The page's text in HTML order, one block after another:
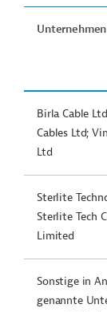
Unternehmen
Birla Cable
Cables Ltd;
Ltd
Sterlite
Sterlite Tech
Limited
Sonstige in
genannte